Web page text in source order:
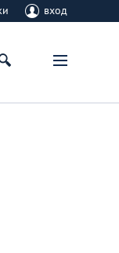
вход